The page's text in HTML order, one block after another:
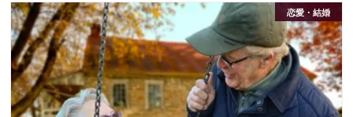
恋愛・結婚